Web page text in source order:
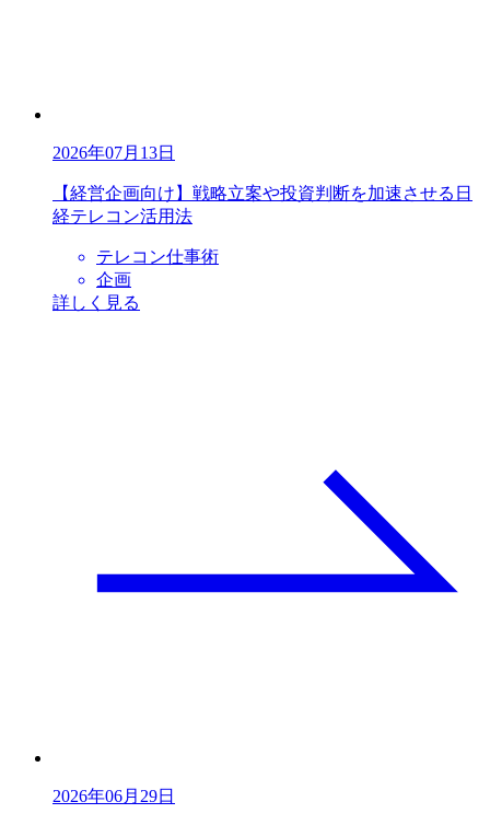
2026年07月13日
【経営企画向け】戦略立案や投資判断を加速させる日
経テレコン活用法
テレコン仕事術
企画
詳しく見る
2026年06月29日